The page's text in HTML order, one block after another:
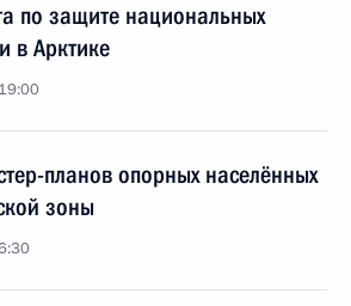
по защите национальных
в Арктике
планов опорных населённых
зоны